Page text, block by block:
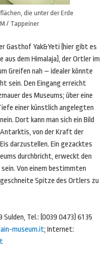
die unter der Erde
/ Tappeiner
Gasthof Yak&Yeti (hier gibt es
aus dem Himalaja), der Ortler im
Greifen nah – idealer könnte
sein. Den Eingang erreicht
des Museums; über eine
einer künstlich angelegten
Dort kann man sich ein Bild
von der Kraft der
darzustellen. Ein gezacktes
durchbricht, erweckt den
Von einem bestimmten
Spitze des Ortlers zu
Tel.: (0039 0473) 61 35
museum.it; Internet: